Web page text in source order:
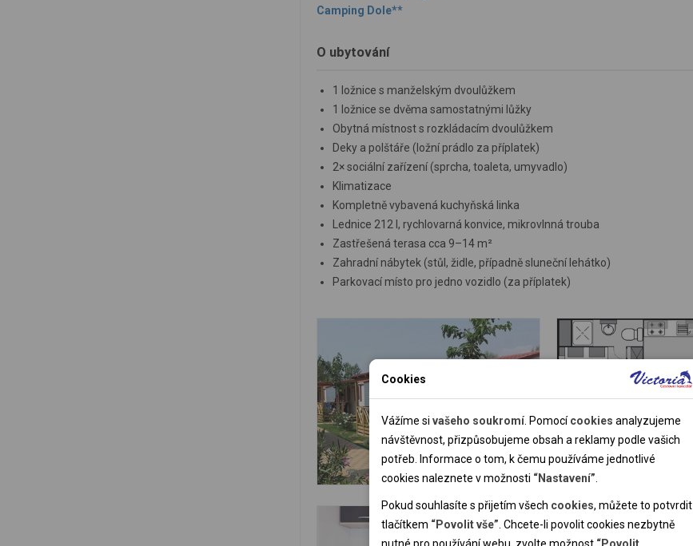
Camping Dole**
O ubytování
1 ložnice s manželským dvoulůžkem
1 ložnice se dvěma samostatnými lůžky
Obytná místnost s rozkládacím dvoulůžkem
Deky a polštáře (ložní prádlo za příplatek)
2× sociální zařízení (sprcha, toaleta, umyvadlo)
Klimatizace
Kompletně vybavená kuchyňská linka
Lednice 212 l, rychlovarná konvice, mikrovlnná trouba
Zastřešená terasa cca 9–14 m²
Zahradní nábytek (stůl, židle, případně sluneční lehátko)
Parkovací místo pro jedno vozidlo (za příplatek)
Cookies
Vážíme si vašeho soukromí . Pomocícookies analyzujeme
návštěvnost, přizpůsobujeme obsah a reklamy podle vašich
potřeb. Informace o tom, k čemu používáme jednotlivé
cookies naleznete v možnosti “Nastavení”
Pokud souhlasíte s přijetím všech cookies, můžete to potvrdit
tlačítkem “Povolit vše” . Chcete-li povolit cookies nezbytně
Nutné cookies pomáhají, aby byla webová stránka použitelná
tak, že umožní základní funkce jako navigace stránky a
přístup k zabezpečeným sekcím webové stránky. Webová
stránka nemůže správně fungovat bez těchto cookies.
Analytické cookies